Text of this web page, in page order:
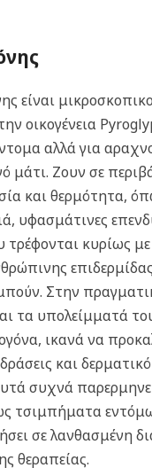
είναι
οικογένεια
αλλά για
μάτι. Ζουν σε
και θερμότητα,
υφασμάτινες
τρέφονται κυρίως
Στην
τα υπολείμματά
ικανά να
και
συχνά
τσιμπήματα
σε λανθασμένη
θεραπείας.